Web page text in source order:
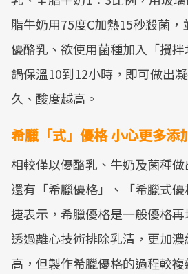
脂牛奶用75度C加熱15秒殺菌
優酪乳、欲使用菌種加入「攪
鍋保溫10到12小時，即可做出
久、酸度越高。
希臘「式」優格 小心更多添
相較僅以優酪乳、牛奶及菌種
還有「希臘優格」、「希臘式
捷表示，希臘優格是一般優格再
透過離心技術排除乳清，更加
高，但製作希臘優格的過程較複